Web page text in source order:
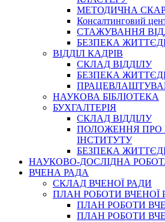
МЕТОДИЧНА
Консалтинговий
СТАЖУВАННЯ
БЕЗПЕКА
ВІДДІЛ КАДРІВ
СКЛАД ВІДДІЛУ
БЕЗПЕКА
НАУКОВА БІБЛІОТЕКА
БУХГАЛТЕРІЯ
СКЛАД ВІДДІЛУ
ПОЛОЖЕННЯ ПРО
ІНСТИТУТУ
БЕЗПЕКА
НАУКОВО-ДОСЛІДНА
ВЧЕНА РАДА
СКЛАД ВЧЕНОЇ РАДИ
ПЛАН РОБОТИ ВЧЕНОЇ
ПЛАН РОБОТИ
ПЛАН РОБОТИ